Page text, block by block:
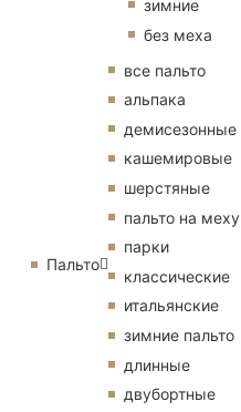
зимние
без меха
Пальто
все пальто
альпака
демисезонные
кашемировые
шерстяные
пальто на меху
парки
классические
итальянские
зимние пальто
длинные
двубортные